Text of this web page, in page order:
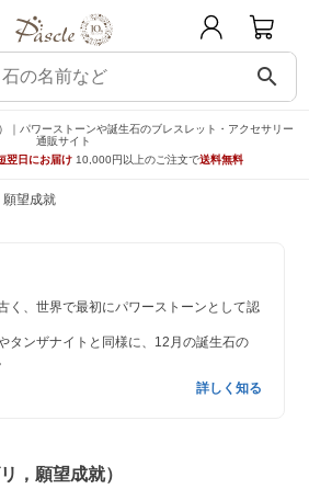
search
｜パワーストーンや誕生石のブレスレット・アクセサリー
通販サイト
翌日にお届け 10,000円以上のご注文で送料無料
願望成就
く、世界で最初にパワーストーンとして認
タンザナイトと同様に、12月の誕生石の
詳しく知る
，願望成就）